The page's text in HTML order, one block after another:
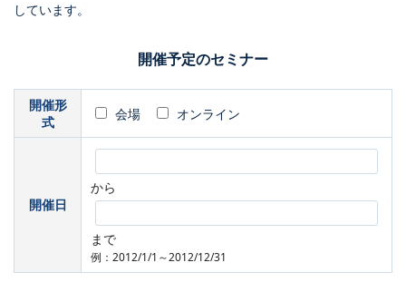
しています。
開催予定のセミナー
開催形
式
会場 オンライン
開催日
から
まで
例：2012/1/1～2012/12/31